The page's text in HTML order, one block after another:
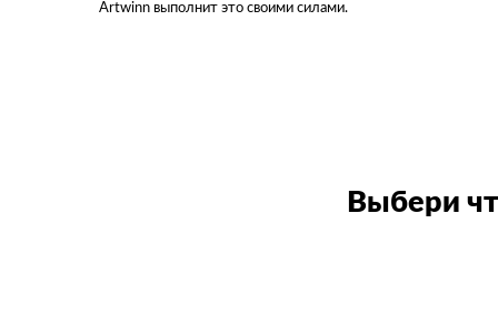
Artwinn выполнит это своими силами.
Выбери